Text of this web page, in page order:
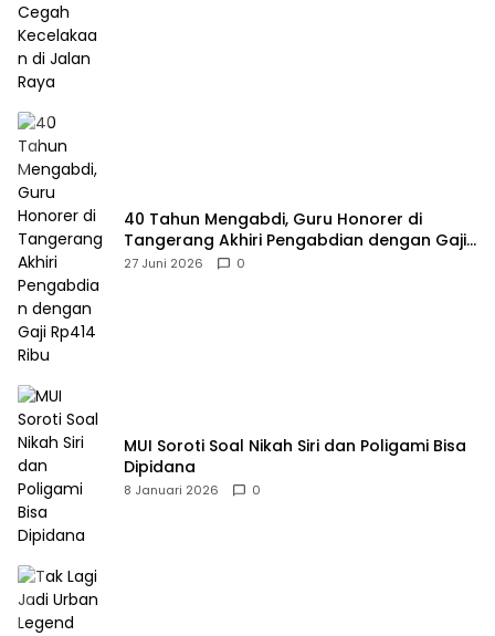
40 Tahun Mengabdi, Guru Honorer di
Tangerang Akhiri Pengabdian dengan Gaji
Rp414 Ribu
27 Juni 2026 0
MUI Soroti Soal Nikah Siri dan Poligami Bisa
Dipidana
8 Januari 2026 0